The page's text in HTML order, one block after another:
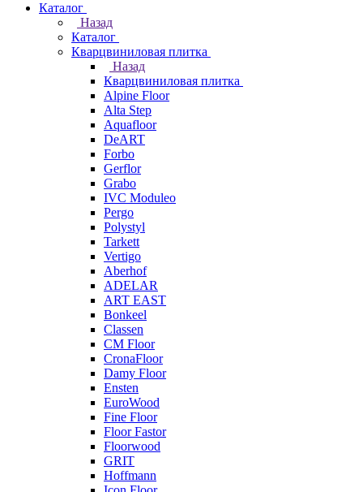
Каталог
Назад
Каталог
Кварцвиниловая плитка
Назад
Кварцвиниловая плитка
Alpine Floor
Alta Step
Aquafloor
DeART
Forbo
Gerflor
Grabo
IVC Moduleo
Pergo
Polystyl
Tarkett
Vertigo
Aberhof
ADELAR
ART EAST
Bonkeel
Classen
CM Floor
CronaFloor
Damy Floor
Ensten
EuroWood
Fine Floor
Floor Fastor
Floorwood
GRIT
Hoffmann